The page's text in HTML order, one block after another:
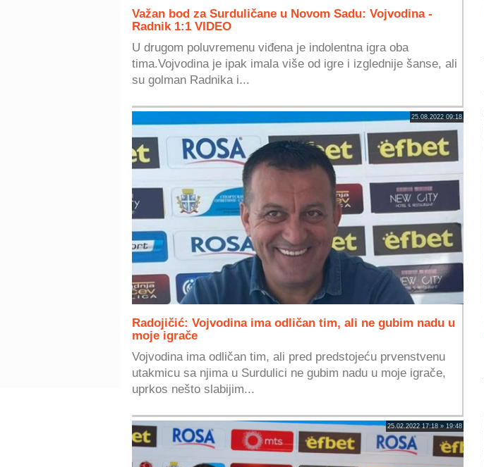
Važan bod za Surduličane u Novom Sadu: Vojvodina -
Radnik 1:1 VIDEO
U drugom poluvremenu viđena je indolentna igra oba
tima.Vojvodina je ipak imala više od igre i izglednije šanse, ali
su golman Radnika i...
25.08.2022 09:18
Radojičić: Vojvodina ima odličan tim, ali ne gubim nadu u
moje igrače
Vojvodina ima odličan tim, ali pred predstojeću prvenstvenu
utakmicu sa njima u Surdulici ne gubim nadu u moje igrače,
uprkos nešto slabijim...
25.02.2022 17:18 » 19:48